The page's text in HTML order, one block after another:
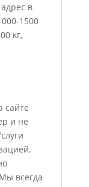
в
1500
кг,
сайте
и не
всегда